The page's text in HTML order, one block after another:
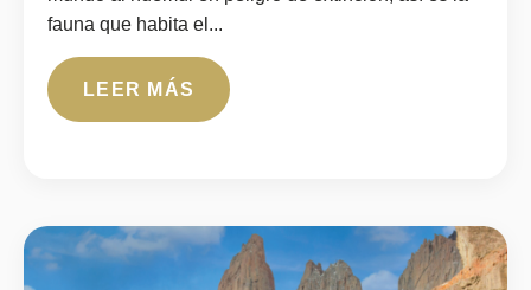
fauna que habita el...
LEER MÁS